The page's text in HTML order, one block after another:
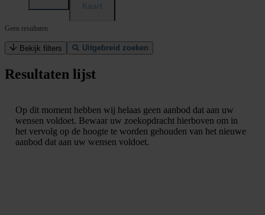
Kaart
Geen resultaten
Bekijk filters Uitgebreid zoeken
Resultaten lijst
Op dit moment hebben wij helaas geen aanbod dat aan uw
wensen voldoet. Bewaar uw zoekopdracht hierboven om in
het vervolg op de hoogte te worden gehouden van het nieuwe
aanbod dat aan uw wensen voldoet.